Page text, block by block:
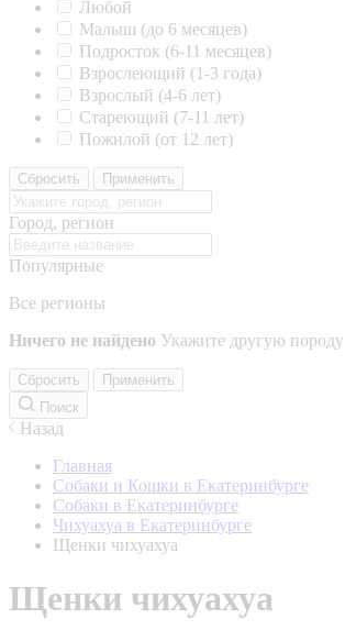
Любой
Малыш (до 6 месяцев)
Подросток (6-11 месяцев)
Взрослеющий (1-3 года)
Взрослый (4-6 лет)
Стареющий (7-11 лет)
Пожилой (от 12 лет)
Сбросить Применить
Город, регион
Популярные
Все регионы
Ничего не найдено Укажите другую породу
Сбросить
Применить
Поиск
Назад
Главная
Собаки и Кошки в Екатеринбурге
Собаки в Екатеринбурге
Чихуахуа в Екатеринбурге
Щенки чихуахуа
Щенки чихуахуа